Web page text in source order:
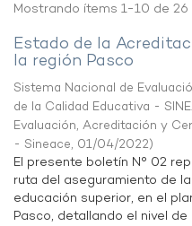
Mostrando ítems 1-10 de 26
Estado de la
la región Pasco
Sistema Nacional de
de la Calidad Educativa -
Evaluación, Acreditación y
- Sineace, 01/04/2022)
El presente boletín N° 02
ruta del aseguramiento de
educación superior, en el
Pasco, detallando el nivel